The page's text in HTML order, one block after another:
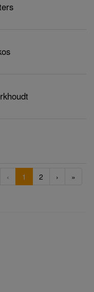
‹ 1 2 › »